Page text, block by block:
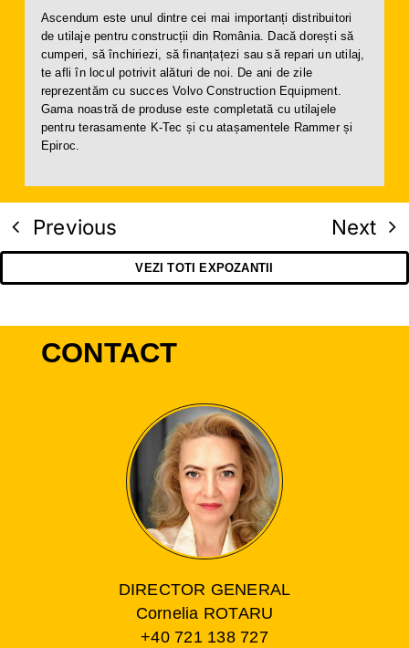
Ascendum este unul dintre cei mai importanți distribuitori
de utilaje pentru construcții din România. Dacă dorești să
cumperi, să închiriezi, să finanțațezi sau să repari un utilaj,
te afli în locul potrivit alături de noi. De ani de zile
reprezentăm cu succes Volvo Construction Equipment.
Gama noastră de produse este completată cu utilajele
pentru terasamente K-Tec și cu atașamentele Rammer și
Epiroc.
Previous Next
VEZI TOTI EXPOZANTII
CONTACT
DIRECTOR GENERAL
Cornelia ROTARU
+40 721 138 727